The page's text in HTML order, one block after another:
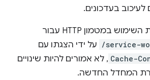
אם כבר ביטלתם את השימוש במטמון HTTP עבור
/service- על ידי הצגתו עם
Cache- , לא אמורים להיות שינויים
המחדל החדשה.